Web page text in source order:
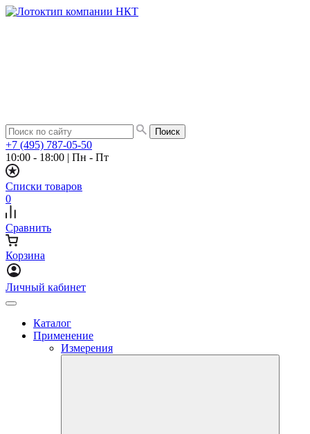
+7 (495) 787-05-50
10:00 - 18:00 | Пн - Пт
Списки товаров
0
Сравнить
Корзина
Личный кабинет
Каталог
Применение
Измерения